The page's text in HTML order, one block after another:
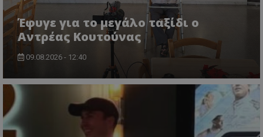
Έφυγε για το μεγάλο ταξίδι ο
Αντρέας Κουτούνας
09.08.2026 - 12:40